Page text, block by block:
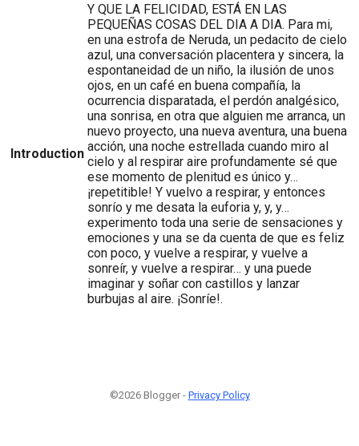
Introduction
Y QUE LA FELICIDAD, ESTÁ EN LAS
PEQUEÑAS COSAS DEL DIA A DIA. Para mi,
en una estrofa de Neruda, un pedacito de cielo
azul, una conversación placentera y sincera, la
espontaneidad de un niño, la ilusión de unos
ojos, en un café en buena compañía, la
ocurrencia disparatada, el perdón analgésico,
una sonrisa, en otra que alguien me arranca, un
nuevo proyecto, una nueva aventura, una buena
acción, una noche estrellada cuando miro al
cielo y al respirar aire profundamente sé que
ese momento de plenitud es único y…
¡repetitible! Y vuelvo a respirar, y entonces
sonrío y me desata la euforia y, y, y…
experimento toda una serie de sensaciones y
emociones y una se da cuenta de que es feliz
con poco, y vuelve a respirar, y vuelve a
sonreír, y vuelve a respirar… y una puede
imaginar y soñar con castillos y lanzar
burbujas al aire. ¡Sonríe!.
©2026 Blogger - Privacy Policy